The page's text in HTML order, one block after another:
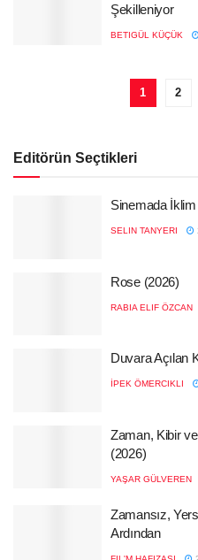
Şekilleniyor
BETIGÜL KÜÇÜK
1 2
Editörün Seçtikleri
Sinemada
SELIN TANYERI
Rose (2026)
RABIA ELIF ÖZCAN
Duvara Açılan
İPEK ÖMERCIKLI
Zaman, Kibir
(2026)
YAŞAR GÜLVEREN
Zamansız,
Ardından